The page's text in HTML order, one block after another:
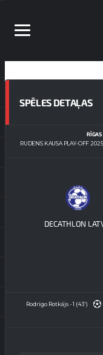
SPĒLES DETAĻAS
RUDENS KAUSA PLAY-OFF 2025
RĪGAS
DECATHLON
Rodrigo Rotkājs - 1 (43')